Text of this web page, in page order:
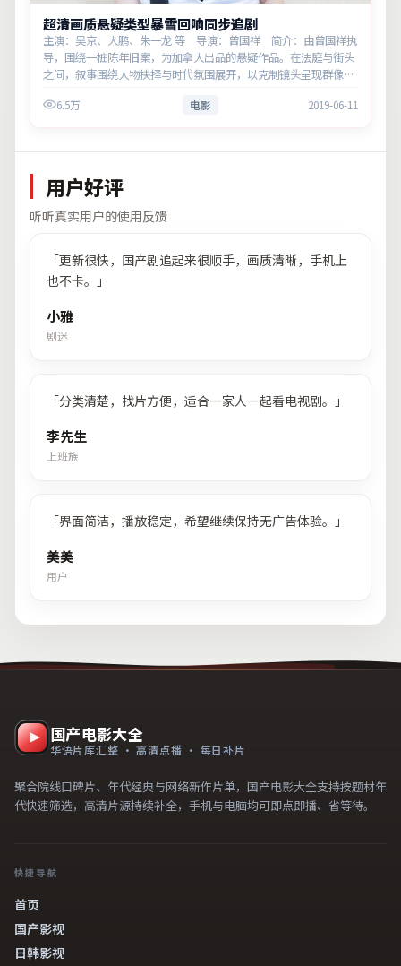
超清画质悬疑类型暴雪回响同步追剧
主演：吴京、大鹏、朱一龙 等 导演：曾国祥 简介：由曾国祥执
导，围绕一桩陈年旧案，为加拿大出品的悬疑作品。在法庭与街头
之间，叙事围绕人物抉择与时代氛围展开，以克制镜头呈现群像张
6.5万 电影 2019-06-11
用户好评
听听真实用户的使用反馈
「更新很快，国产剧追起来很顺手，画质清晰，手机上
也不卡。
」
小雅
剧迷
「分类清楚，找片方便，适合一家人一起看电视剧。 」
李先生
上班族
「界面简洁，播放稳定，希望继续保持无广告体验。 」
美美
用户
国产电影大全
华语片库汇整 · 高清点播 · 每日补片
聚合院线口碑片、年代经典与网络新作片单，国产电影大全支持按题材年
代快速筛选，高清片源持续补全，手机与电脑均可即点即播、省等待。
快捷导航
首页
国产影视
日韩影视